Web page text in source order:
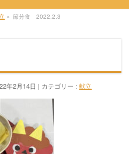
» 節分食 2022.2.3
年2月14日 カテゴリー :献立